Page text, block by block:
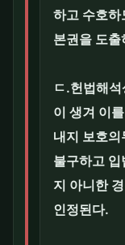
하고 수호하
본권을 도
ㄷ.헌법해
이 생겨 이
내지 보호
불구하고
지 아니한
인정된다.